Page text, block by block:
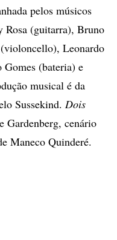
pelos músicos
Rosa (guitarra), Bruno
Leonardo
(bateria) e
musical é da
Sussekind. Dois
Gardenberg, cenário
Maneco Quinderé.